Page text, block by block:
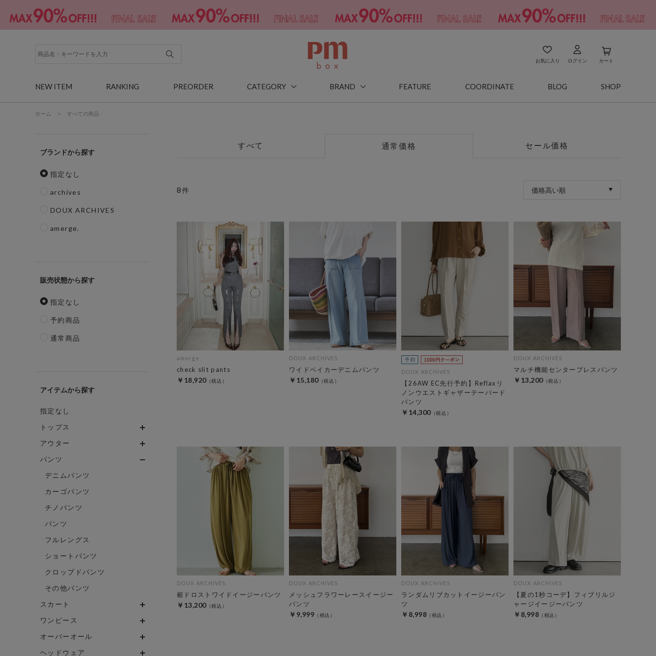
お気に入り ログイン カート
NEW ITEM RANKING PREORDER CATEGORY BRAND FEATURE COORDINATE BLOG SHOP
ホーム > すべての商品
ブランド
指定なし
archives
DOUX ARCHIVES
amerge.
販売状態
指定なし
予約商品
通常商品
アイテム
指定なし
トップス
アウター
パンツ
デニムパンツ
カーゴパンツ
チノパンツ
パンツ
フルレングス
ショートパンツ
クロップドパンツ
その他パンツ
スカート
ワンピース
オーバーオール
ヘッドウェア
すべて 通常価格 セール価格
8件 価格高い順
amerge.
check slit pants
￥18,920
DOUX ARCHIVES
ワイドベイカーデニムパンツ
￥15,180
DOUX ARCHIVES
【26AW EC先行予約】Reflaxリ
ノンウエストギャザーテーパード
パンツ
￥14,300
DOUX ARCHIVES
マルチ機能センタープレスパンツ
￥13,200
DOUX ARCHIVES
裾ドロストワイドイージーパンツ
￥13,200
DOUX ARCHIVES
メッシュフラワーレースイージー
パンツ
￥9,999
DOUX ARCHIVES
ランダムリブカットイージーパン
ツ
￥8,998
DOUX ARCHIVES
【夏の1秒コーデ】フィブリルジ
ャージイージーパンツ
￥8,998